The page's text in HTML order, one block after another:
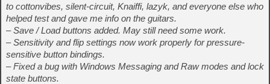
to cottonvibes, silent-circuit, Knaiffi, lazyk, and everyone else who
helped test and gave me info on the guitars.
– Save / Load buttons added. May still need some work.
– Sensitivity and flip settings now work properly for pressure-
sensitive button bindings.
– Fixed a bug with Windows Messaging and Raw modes and lock
state buttons.